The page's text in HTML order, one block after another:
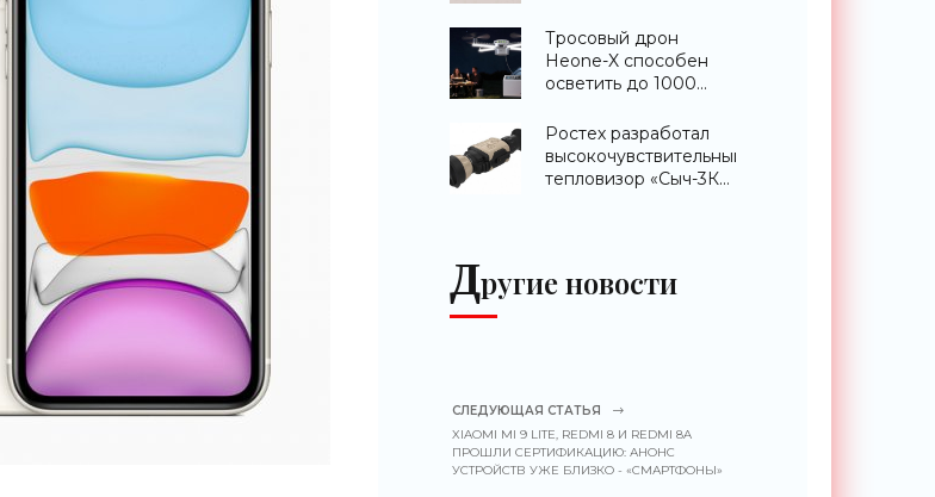
ноги после
тренировки -
«Гаджеты»
Тросовый дрон
Heone-X способен
осветить до 1000
земли -
«Беспилотники»
Ростех разработал
высокочувствительный
тепловизор «Сыч-3К»
Другие новости
СЛЕДУЮЩАЯ СТАТЬЯ
XIAOMI MI 9 LITE, REDMI 8 И REDMI 8A
ПРОШЛИ СЕРТИФИКАЦИЮ: АНОНС
УСТРОЙСТВ УЖЕ БЛИЗКО - «СМАРТФОНЫ»